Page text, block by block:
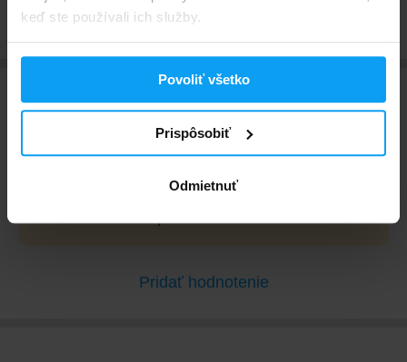
keď ste používali ich služby.
Povoliť všetko
Prispôsobiť
Odmietnuť
Hodnotenia a recenzie
Tento produkt ešte nebol ohodnotený. Ohodnoť tento
Pridať hodnotenie